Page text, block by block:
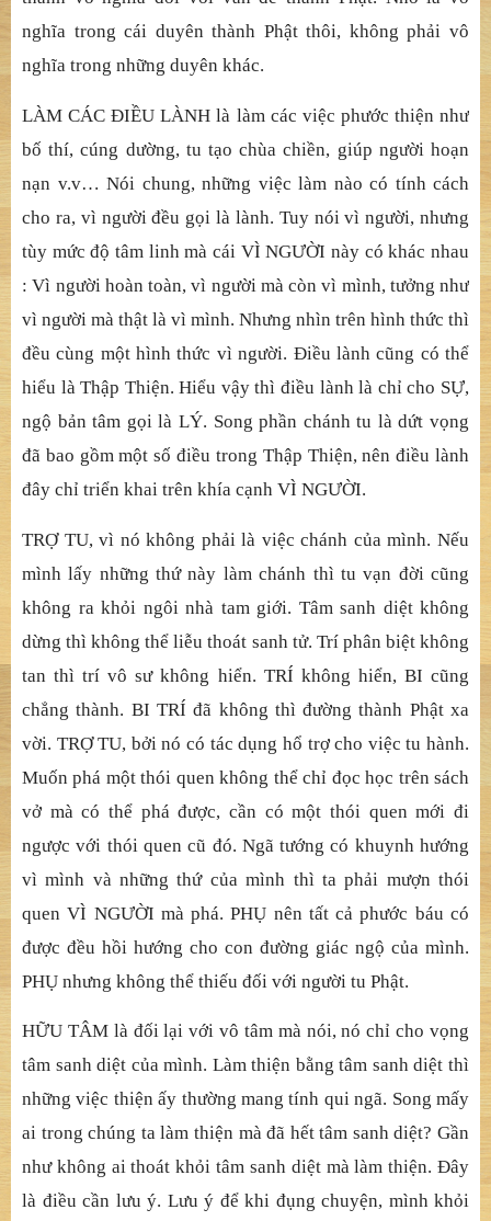
nghĩa trong cái duyên thành Phật thôi, không phải vô
nghĩa trong những duyên khác.
LÀM CÁC ĐIỀU LÀNH là làm các việc phước thiện như
bố thí, cúng dường, tu tạo chùa chiền, giúp người hoạn
nạn v.v… Nói chung, những việc làm nào có tính cách
cho ra, vì người đều gọi là lành. Tuy nói vì người, nhưng
tùy mức độ tâm linh mà cái VÌ NGƯỜI này có khác nhau
: Vì người hoàn toàn, vì người mà còn vì mình, tưởng như
vì người mà thật là vì mình. Nhưng nhìn trên hình thức thì
đều cùng một hình thức vì người. Điều lành cũng có thể
hiểu là Thập Thiện. Hiểu vậy thì điều lành là chỉ cho SỰ,
ngộ bản tâm gọi là LÝ. Song phần chánh tu là dứt vọng
đã bao gồm một số điều trong Thập Thiện, nên điều lành
đây chỉ triển khai trên khía cạnh VÌ NGƯỜI.
TRỢ TU, vì nó không phải là việc chánh của mình. Nếu
mình lấy những thứ này làm chánh thì tu vạn đời cũng
không ra khỏi ngôi nhà tam giới. Tâm sanh diệt không
dừng thì không thể liễu thoát sanh tử. Trí phân biệt không
tan thì trí vô sư không hiển. TRÍ không hiển, BI cũng
chẳng thành. BI TRÍ đã không thì đường thành Phật xa
vời. TRỢ TU, bởi nó có tác dụng hổ trợ cho việc tu hành.
Muốn phá một thói quen không thể chỉ đọc học trên sách
vở mà có thể phá được, cần có một thói quen mới đi
ngược với thói quen cũ đó. Ngã tướng có khuynh hướng
vì mình và những thứ của mình thì ta phải mượn thói
quen VÌ NGƯỜI mà phá. PHỤ nên tất cả phước báu có
được đều hồi hướng cho con đường giác ngộ của mình.
PHỤ nhưng không thể thiếu đối với người tu Phật.
HỮU TÂM là đối lại với vô tâm mà nói, nó chỉ cho vọng
tâm sanh diệt của mình. Làm thiện bằng tâm sanh diệt thì
những việc thiện ấy thường mang tính qui ngã. Song mấy
ai trong chúng ta làm thiện mà đã hết tâm sanh diệt? Gần
như không ai thoát khỏi tâm sanh diệt mà làm thiện. Đây
là điều cần lưu ý. Lưu ý để khi đụng chuyện, mình khỏi